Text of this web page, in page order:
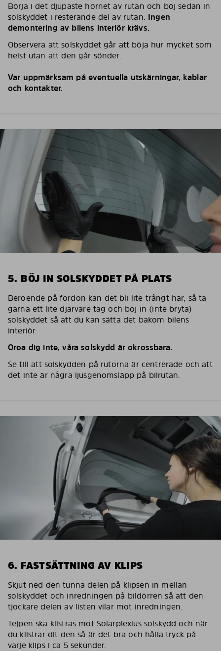
Börja i det djupaste hörnet av rutan och böj sedan in
solskyddet i resterande del av rutan. Ingen
demontering av bilens interiör krävs.
Observera att solskyddet går att böja hur mycket som
helst utan att den går sönder.
Var uppmärksam på eventuella utskärningar, kablar
och kontakter.
5. BÖJ IN SOLSKYDDET PÅ PLATS
Beroende på fordon kan det bli lite trångt här, så ta
gärna ett lite djärvare tag och böj in (inte bryta)
solskyddet så att du kan sätta det bakom bilens
interiör.
Oroa dig inte, våra solskydd är okrossbara.
Se till att solskydden på rutorna är centrerade och att
det inte är några ljusgenomsläpp på bilrutan.
6. FASTSÄTTNING AV KLIPS
Skjut ned den tunna delen på klipsen in mellan
solskyddet och inredningen på bildörren så att den
tjockare delen av listen vilar mot inredningen.
Tejpen ska klistras mot Solarplexius solskydd och när
du klistrar dit den så är det bra och hålla tryck på
varje klips i ca 5 sekunder.